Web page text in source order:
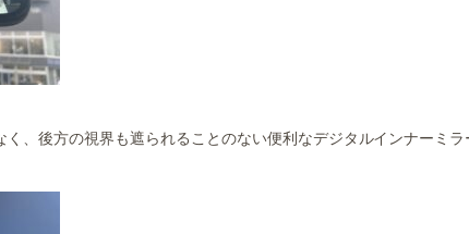
、後方の視界も遮られることのない便利なデジタルインナーミ